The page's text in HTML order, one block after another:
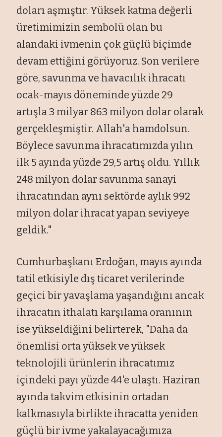
doları aşmıştır. Yüksek katma değerli
üretimimizin sembolü olan bu
alandaki ivmenin çok güçlü biçimde
devam ettiğini görüyoruz. Son verilere
göre, savunma ve havacılık ihracatı
ocak-mayıs döneminde yüzde 29
artışla 3 milyar 863 milyon dolar olarak
gerçekleşmiştir. Allah'a hamdolsun.
Böylece savunma ihracatımızda yılın
ilk 5 ayında yüzde 29,5 artış oldu. Yıllık
248 milyon dolar savunma sanayi
ihracatından aynı sektörde aylık 992
milyon dolar ihracat yapan seviyeye
geldik."
Cumhurbaşkanı Erdoğan, mayıs ayında
tatil etkisiyle dış ticaret verilerinde
geçici bir yavaşlama yaşandığını ancak
ihracatın ithalatı karşılama oranının
ise yükseldiğini belirterek, "Daha da
önemlisi orta yüksek ve yüksek
teknolojili ürünlerin ihracatımız
içindeki payı yüzde 44'e ulaştı. Haziran
ayında takvim etkisinin ortadan
kalkmasıyla birlikte ihracatta yeniden
güçlü bir ivme yakalayacağımıza